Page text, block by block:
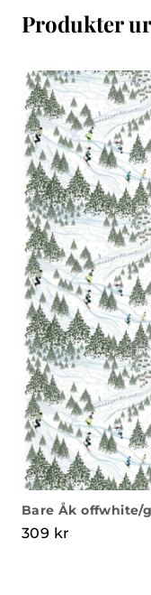
Produkter
Bare Åk offwhite/
309 kr